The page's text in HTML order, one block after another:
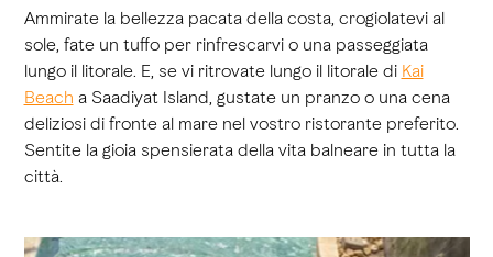
Ammirate la bellezza pacata della costa, crogiolatevi al
sole, fate un tuffo per rinfrescarvi o una passeggiata
lungo il litorale. E, se vi ritrovate lungo il litorale di Kai
Beach a Saadiyat Island, gustate un pranzo o una cena
deliziosi di fronte al mare nel vostro ristorante preferito.
Sentite la gioia spensierata della vita balneare in tutta la
città.